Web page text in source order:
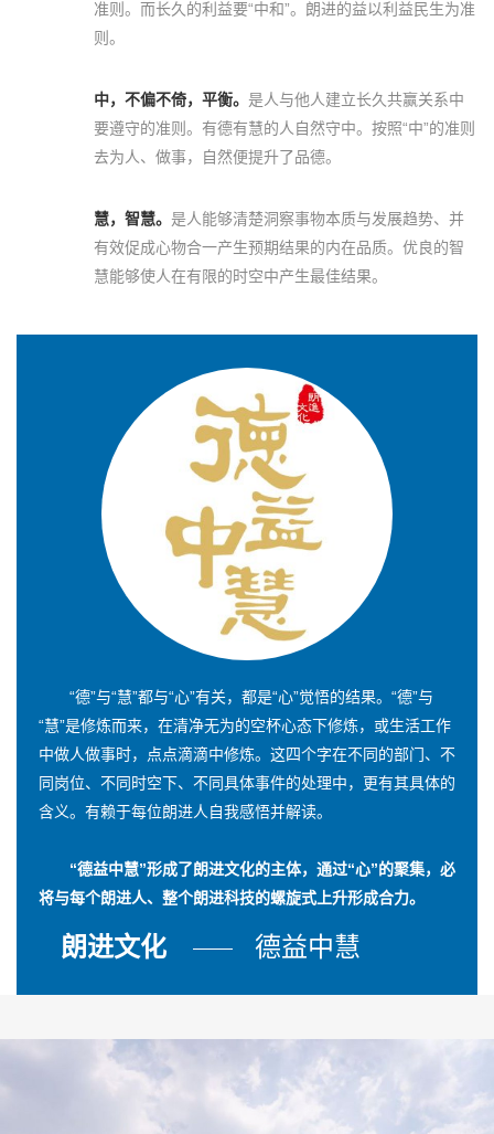
准则。而长久的利益要“中和”。朗进的益以利益民生为准
则。
中，不偏不倚，平衡。 是人与他人建立长久共赢关系中
要遵守的准则。有德有慧的人自然守中。按照“中”的准则
去为人、做事，自然便提升了品德。
慧，智慧。 是人能够清楚洞察事物本质与发展趋势、并
有效促成心物合一产生预期结果的内在品质。优良的智
慧能够使人在有限的时空中产生最佳结果。
“德”与“慧”都与“心”有关，都是“心”觉悟的结果。“德”与
“慧”是修炼而来，在清净无为的空杯心态下修炼，或生活工作
中做人做事时，点点滴滴中修炼。这四个字在不同的部门、不
同岗位、不同时空下、不同具体事件的处理中，更有其具体的
含义。有赖于每位朗进人自我感悟并解读。
“德益中慧”形成了朗进文化的主体，通过“心”的聚集，必
将与每个朗进人、整个朗进科技的螺旋式上升形成合力。
朗进文化 德益中慧